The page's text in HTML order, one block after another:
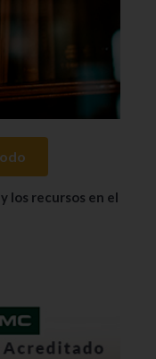
los recursos en el